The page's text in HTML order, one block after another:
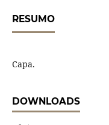
RESUMO
Capa.
DOWNLOADS